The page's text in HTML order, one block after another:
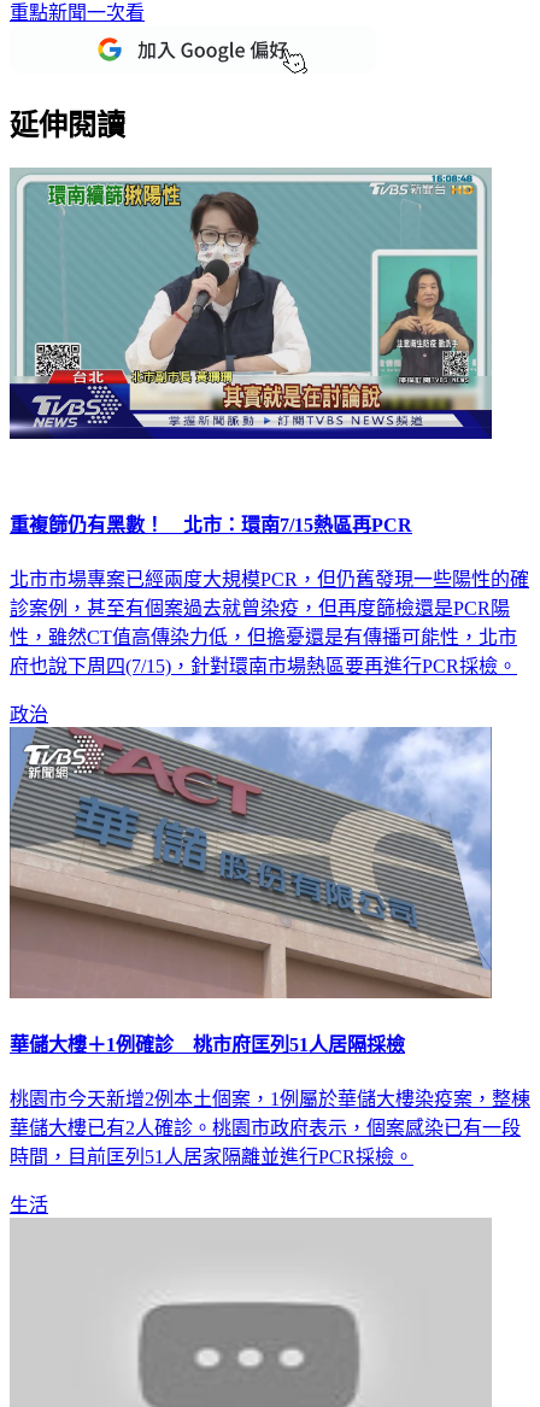
重點新聞一次看
延伸閱讀
重複篩仍有黑數！ 北市：環南7/15熱區再PCR
北市市場專案已經兩度大規模PCR，但仍舊發現一些陽性的確
診案例，甚至有個案過去就曾染疫，但再度篩檢還是PCR陽
性，雖然CT值高傳染力低，但擔憂還是有傳播可能性，北市
府也說下周四(7/15)，針對環南市場熱區要再進行PCR採檢。
政治
華儲大樓＋1例確診 桃市府匡列51人居隔採檢
桃園市今天新增2例本土個案，1例屬於華儲大樓染疫案，整棟
華儲大樓已有2人確診。桃園市政府表示，個案感染已有一段
時間，目前匡列51人居家隔離並進行PCR採檢。
生活